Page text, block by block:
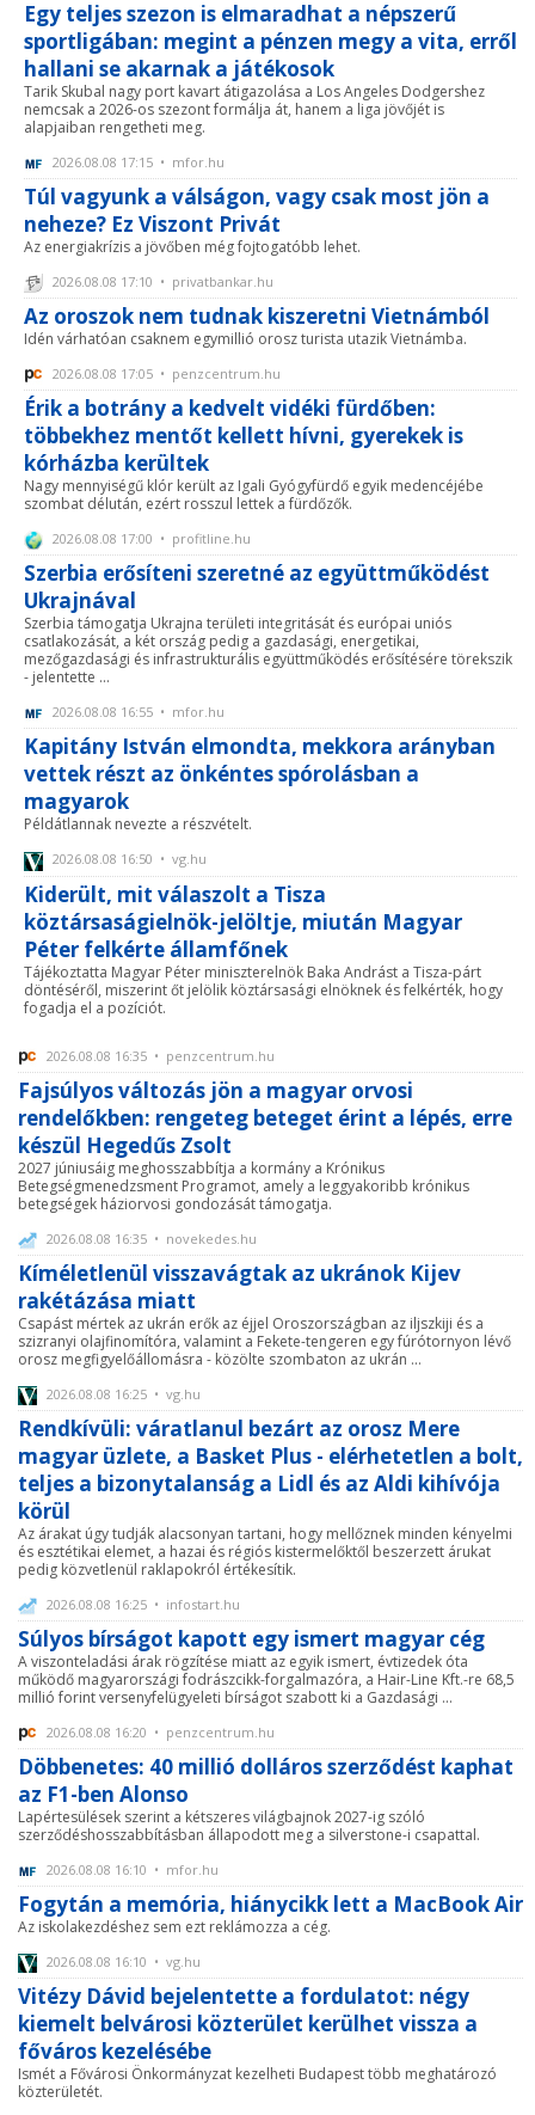
Egy teljes szezon is elmaradhat a népszerű
sportligában: megint a pénzen megy a vita, erről
hallani se akarnak a játékosok
Tarik Skubal nagy port kavart átigazolása a Los Angeles Dodgershez
nemcsak a 2026-os szezont formálja át, hanem a liga jövőjét is
alapjaiban rengetheti meg.
2026.08.08 17:15 • mfor.hu
Túl vagyunk a válságon, vagy csak most jön a
neheze? Ez Viszont Privát
Az energiakrízis a jövőben még fojtogatóbb lehet.
2026.08.08 17:10 • privatbankar.hu
Az oroszok nem tudnak kiszeretni Vietnámból
Idén várhatóan csaknem egymillió orosz turista utazik Vietnámba.
2026.08.08 17:05 • penzcentrum.hu
Érik a botrány a kedvelt vidéki fürdőben:
többekhez mentőt kellett hívni, gyerekek is
kórházba kerültek
Nagy mennyiségű klór került az Igali Gyógyfürdő egyik medencéjébe
szombat délután, ezért rosszul lettek a fürdőzők.
2026.08.08 17:00 • profitline.hu
Szerbia erősíteni szeretné az együttműködést
Ukrajnával
Szerbia támogatja Ukrajna területi integritását és európai uniós
csatlakozását, a két ország pedig a gazdasági, energetikai,
mezőgazdasági és infrastrukturális együttműködés erősítésére törekszik
- jelentette ...
2026.08.08 16:55 • mfor.hu
Kapitány István elmondta, mekkora arányban
vettek részt az önkéntes spórolásban a
magyarok
Példátlannak nevezte a részvételt.
2026.08.08 16:50 • vg.hu
Kiderült, mit válaszolt a Tisza
köztársaságielnök-jelöltje, miután Magyar
Péter felkérte államfőnek
Tájékoztatta Magyar Péter miniszterelnök Baka Andrást a Tisza-párt
döntéséről, miszerint őt jelölik köztársasági elnöknek és felkérték, hogy
fogadja el a pozíciót.
2026.08.08 16:35 • penzcentrum.hu
Fajsúlyos változás jön a magyar orvosi
rendelőkben: rengeteg beteget érint a lépés, erre
készül Hegedűs Zsolt
2027 júniusáig meghosszabbítja a kormány a Krónikus
Betegségmenedzsment Programot, amely a leggyakoribb krónikus
betegségek háziorvosi gondozását támogatja.
2026.08.08 16:35 • novekedes.hu
Kíméletlenül visszavágtak az ukránok Kijev
rakétázása miatt
Csapást mértek az ukrán erők az éjjel Oroszországban az iljszkiji és a
szizranyi olajfinomítóra, valamint a Fekete-tengeren egy fúrótornyon lévő
orosz megfigyelőállomásra - közölte szombaton az ukrán ...
2026.08.08 16:25 • vg.hu
Rendkívüli: váratlanul bezárt az orosz Mere
magyar üzlete, a Basket Plus - elérhetetlen a bolt,
teljes a bizonytalanság a Lidl és az Aldi kihívója
körül
Az árakat úgy tudják alacsonyan tartani, hogy mellőznek minden kényelmi
és esztétikai elemet, a hazai és régiós kistermelőktől beszerzett árukat
pedig közvetlenül raklapokról értékesítik.
2026.08.08 16:25 • infostart.hu
Súlyos bírságot kapott egy ismert magyar cég
A viszonteladási árak rögzítése miatt az egyik ismert, évtizedek óta
működő magyarországi fodrászcikk-forgalmazóra, a Hair-Line Kft.-re 68,5
millió forint versenyfelügyeleti bírságot szabott ki a Gazdasági ...
2026.08.08 16:20 • penzcentrum.hu
Döbbenetes: 40 millió dolláros szerződést kaphat
az F1-ben Alonso
Lapértesülések szerint a kétszeres világbajnok 2027-ig szóló
szerződéshosszabbításban állapodott meg a silverstone-i csapattal.
2026.08.08 16:10 • mfor.hu
Fogytán a memória, hiánycikk lett a MacBook Air
Az iskolakezdéshez sem ezt reklámozza a cég.
2026.08.08 16:10 • vg.hu
Vitézy Dávid bejelentette a fordulatot: négy
kiemelt belvárosi közterület kerülhet vissza a
főváros kezelésébe
Ismét a Fővárosi Önkormányzat kezelheti Budapest több meghatározó
közterületét.